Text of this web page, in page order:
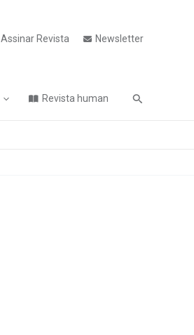
Assinar Revista Newsletter
Revista human Pesquisa